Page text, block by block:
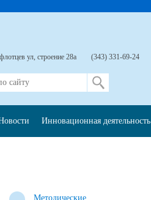
Методические
ул, строение 28а (343) 331-69-24
Инновационная деятельность